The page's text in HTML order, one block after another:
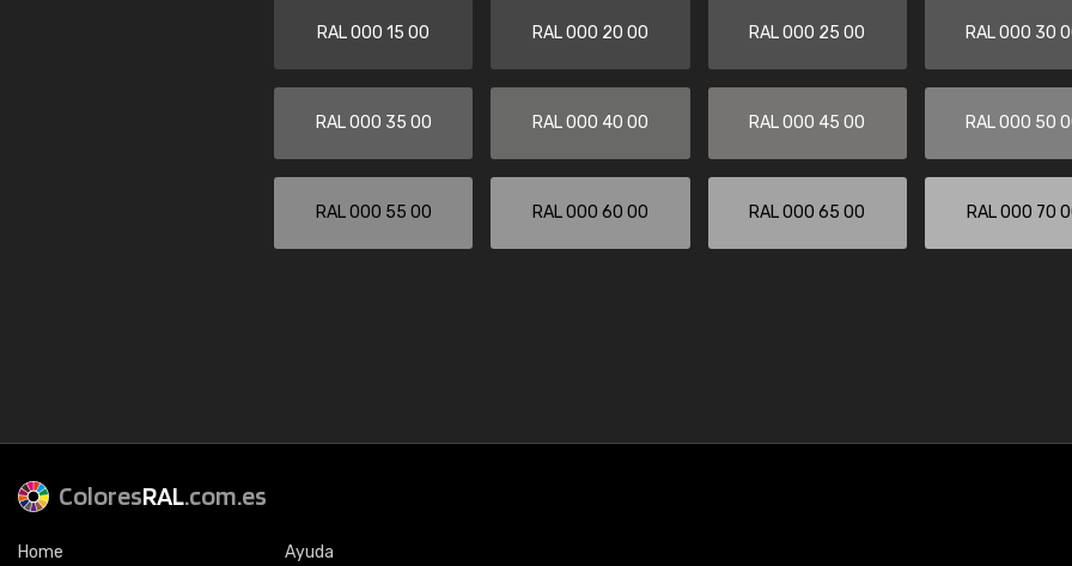
RAL 000 15 00 RAL 000 20 00 RAL 000 25 00 RAL 000 30
RAL 000 35 00 RAL 000 40 00 RAL 000 45 00 RAL 000 50
RAL 000 55 00 RAL 000 60 00 RAL 000 65 00 RAL 000 70
ColoresRAL.com.es
Home Ayuda